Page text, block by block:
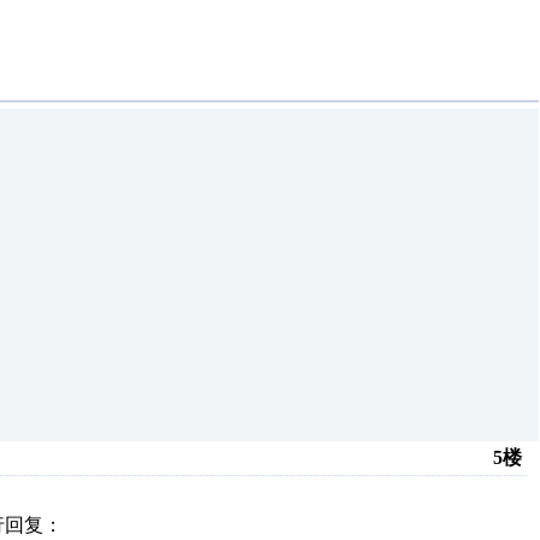
5楼
复：